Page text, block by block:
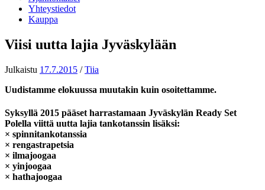
Yhteystiedot
Kauppa
Viisi uutta lajia Jyväskylään
Julkaistu 17.7.2015 /Tiia
Uudistamme elokuussa muutakin kuin osoitettamme.
Syksyllä 2015 pääset harrastamaan Jyväskylän Ready Set
Polella viittä uutta lajia tankotanssin lisäksi:
× spinnitankotanssia
× rengastrapetsia
× ilmajoogaa
× yinjoogaa
× hathajoogaa